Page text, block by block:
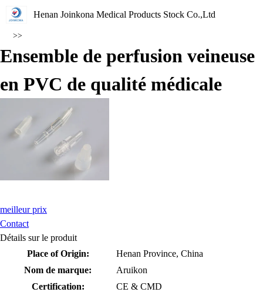
Henan Joinkona Medical Products Stock Co.,Ltd
>>
Ensemble de perfusion veineuse
en PVC de qualité médicale
meilleur prix
Contact
Détails sur le produit
Place of Origin:
Henan Province, China
Nom de marque:
Aruikon
Certification:
CE & CMD